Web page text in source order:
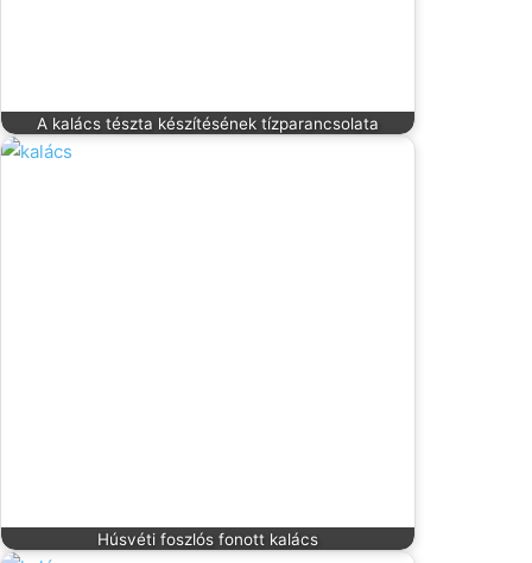
A kalács tészta készítésének tízparancsolata
Húsvéti foszlós fonott kalács